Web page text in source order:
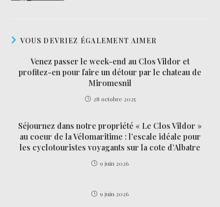
VOUS DEVRIEZ ÉGALEMENT AIMER
Venez passer le week-end au Clos Vildor et
profitez-en pour faire un détour par le chateau de
Miromesnil
28 octobre 2025
Séjournez dans notre propriété « Le Clos Vildor »
au coeur de la Vélomaritime : l’escale idéale pour
les cyclotouristes voyagants sur la cote d’Albatre
9 juin 2026
9 juin 2026